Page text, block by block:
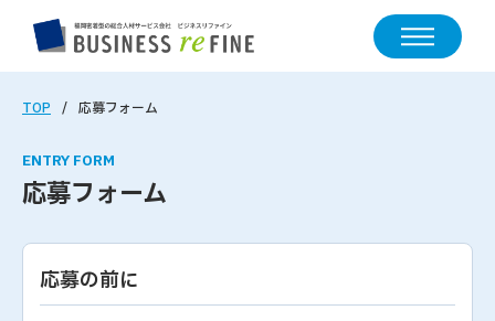
TOP 応募フォーム
ENTRY FORM
応募フォーム
応募の前に